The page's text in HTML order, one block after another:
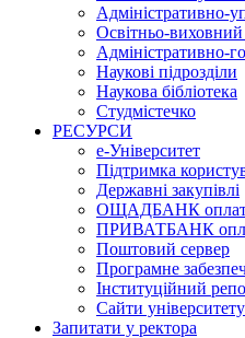
Адміністративно-
Освітньо-
Адміністративно-
Наукові підрозділи
Наукова бібліотека
Студмістечко
РЕСУРСИ
е-Університет
Підтримка
Державні закупівлі
ОЩАДБАНК
ПРИВАТБАНК
Поштовий сервер
Програмне
Інституційний
Сайти університету
Запитати у ректора